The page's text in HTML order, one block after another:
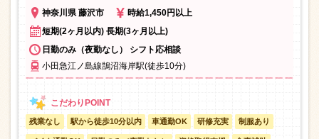
神奈川県 藤沢市
時給1,450円以上
短期(2ヶ月以内) 長期(3ヶ月以上)
日勤のみ（夜勤なし） シフト応相談
小田急江ノ島線鵠沼海岸駅(徒歩10分)
残業なし 駅から徒歩10分以内 車通勤OK 研修充実 制服あり